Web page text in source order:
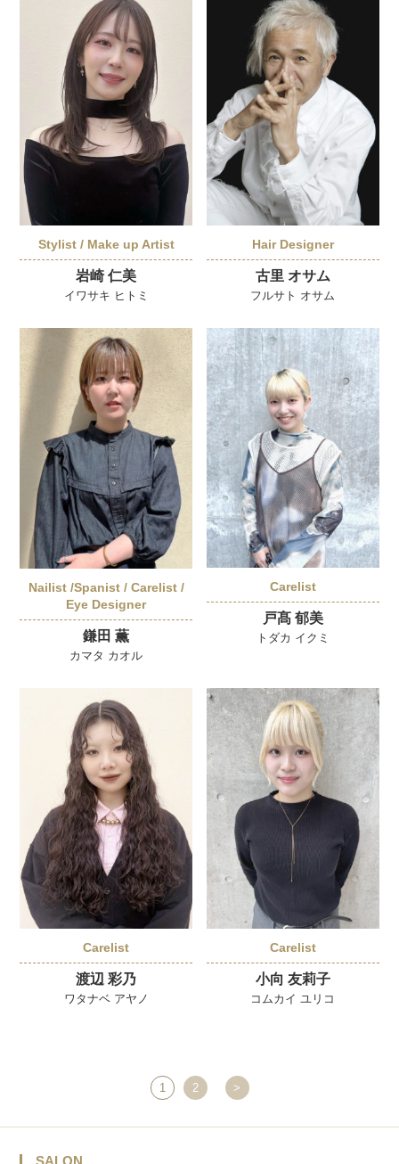
Stylist / Make up Artist
岩崎 仁美
イワサキ ヒトミ
Hair Designer
古里 オサム
フルサト オサム
Nailist /Spanist / Carelist /
Eye Designer
鎌田 薫
カマタ カオル
Carelist
戸髙 郁美
トダカ イクミ
Carelist
渡辺 彩乃
ワタナベ アヤノ
Carelist
小向 友莉子
コムカイ ユリコ
1 2 >
SALON